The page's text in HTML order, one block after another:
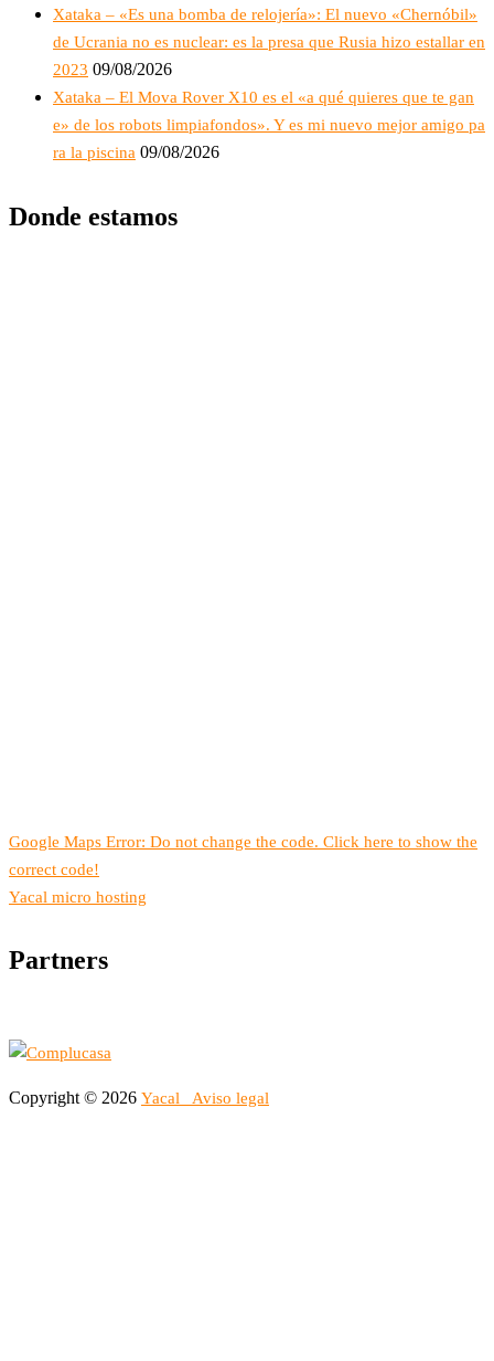
Xataka – «Es una bomba de relojería»: El nuevo «Chernóbil»
de Ucrania no es nuclear: es la presa que Rusia hizo estallar en
2023 09/08/2026
Xataka – El Mova Rover X10 es el «a qué quieres que te gan
e» de los robots limpiafondos». Y es mi nuevo mejor amigo pa
ra la piscina 09/08/2026
Donde estamos
Google Maps Error: Do not change the code. Click here to show the
correct code!
Yacal micro hosting
Partners
Copyright © 2026 Yacal Aviso legal